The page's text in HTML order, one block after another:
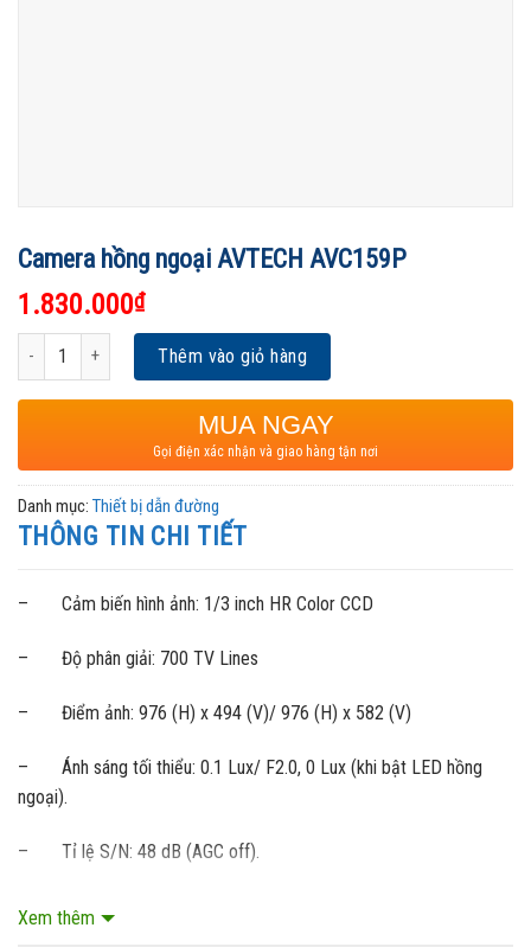
Camera hồng ngoại AVTECH AVC159P
1.830.000₫
Camera hồng ngoại AVTECH AVC159P số lượng
Thêm vào giỏ hàng
MUA NGAY
Gọi điện xác nhận và giao hàng tận nơi
Danh mục: Thiết bị dẫn đường
THÔNG TIN CHI TIẾT
– Cảm biến hình ảnh: 1/3 inch HR Color CCD
– Độ phân giải: 700 TV Lines
– Điểm ảnh: 976 (H) x 494 (V)/ 976 (H) x 582 (V)
– Ánh sáng tối thiểu: 0.1 Lux/ F2.0, 0 Lux (khi bật LED hồng
ngoại).
– Tỉ lệ S/N: 48 dB (AGC off).
– Ống kính: f=3.6 mm/ F2.0/ f=3.8 mm/ F1.5
Xem thêm